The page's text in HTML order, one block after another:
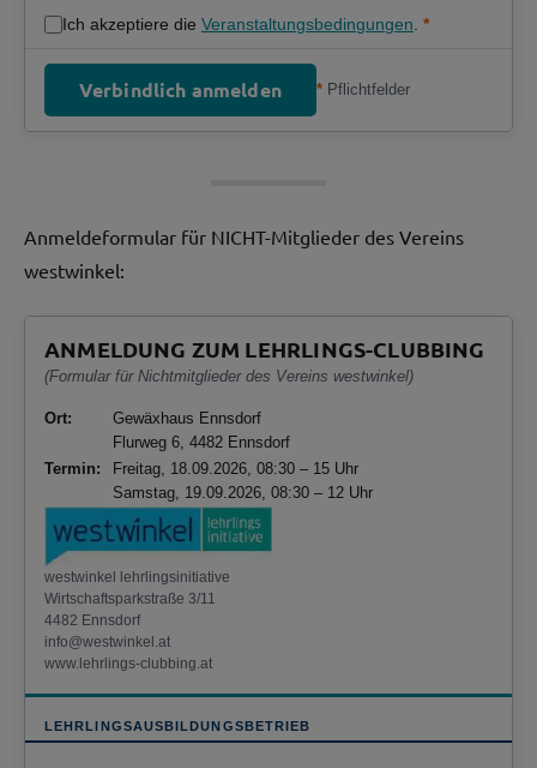
Ich akzeptiere die Veranstaltungsbedingungen *
Verbindlich anmelden *Pflichtfelder
Anmeldeformular für NICHT-Mitglieder des Vereins
westwinkel:
ANMELDUNG ZUM LEHRLINGS-CLUBBING
(Formular für Nichtmitglieder des Vereins westwinkel)
Ort:
Gewäxhaus Ennsdorf
Flurweg 6, 4482 Ennsdorf
Termin:
Freitag, 18.09.2026, 08:30 – 15 Uhr
Samstag, 19.09.2026, 08:30 – 12 Uhr
westwinkel lehrlingsinitiative
Wirtschaftsparkstraße 3/11
4482 Ennsdorf
info@westwinkel.at
www.lehrlings-clubbing.at
LEHRLINGSAUSBILDUNGSBETRIEB